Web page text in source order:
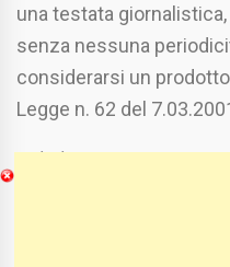
una testata
senza nessuna
considerarsi un
Legge n. 62 del
Chi Siamo